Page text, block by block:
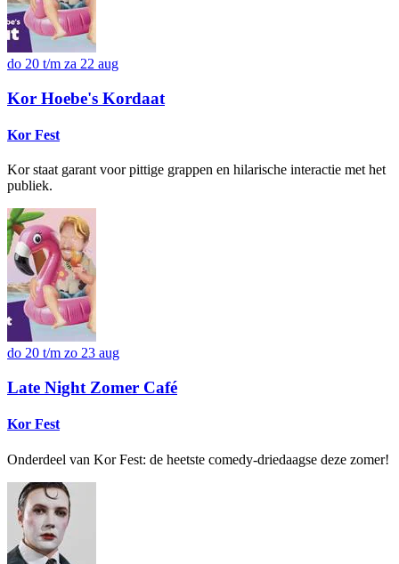
do 20 t/m za 22 aug
Kor Hoebe's Kordaat
Kor Fest
Kor staat garant voor pittige grappen en hilarische interactie met het
publiek.
do 20 t/m zo 23 aug
Late Night Zomer Café
Kor Fest
Onderdeel van Kor Fest: de heetste comedy-driedaagse deze zomer!